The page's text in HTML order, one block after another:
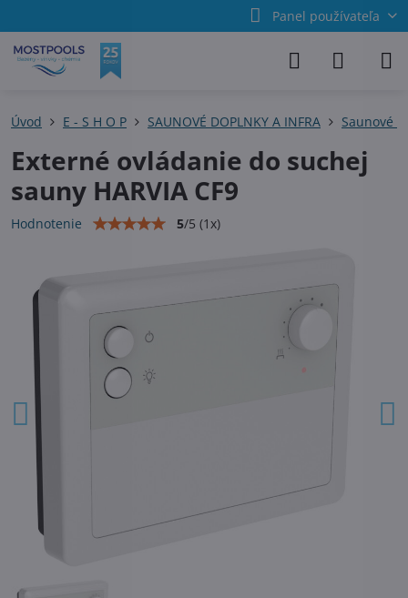
Panel používateľa
Úvod E - S H O P SAUNOVÉ DOPLNKY A INFRA Saunové
Externé ovládanie do suchej
sauny HARVIA CF9
Hodnotenie 5/5 (1x)